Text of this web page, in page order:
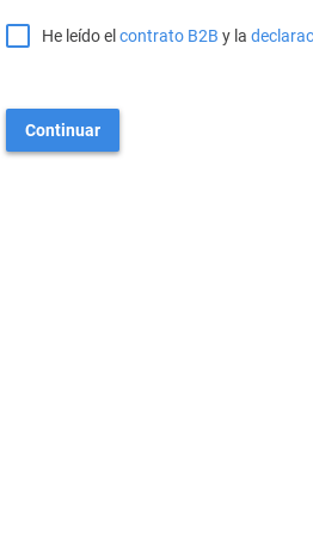
He leído el contrato B2B y la
Continuar